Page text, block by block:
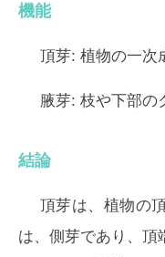
機能
頂芽: 植物の一次
腋芽: 枝や下部の
結論
頂芽は、植物の
は、側芽であり、頂